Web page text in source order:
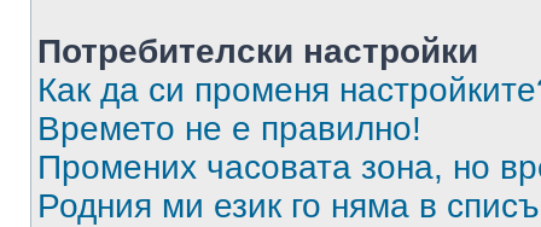
Потребителски настройки
Как да си променя
Времето не е правилно!
Промених часовата зона, но
Родния ми език го няма в